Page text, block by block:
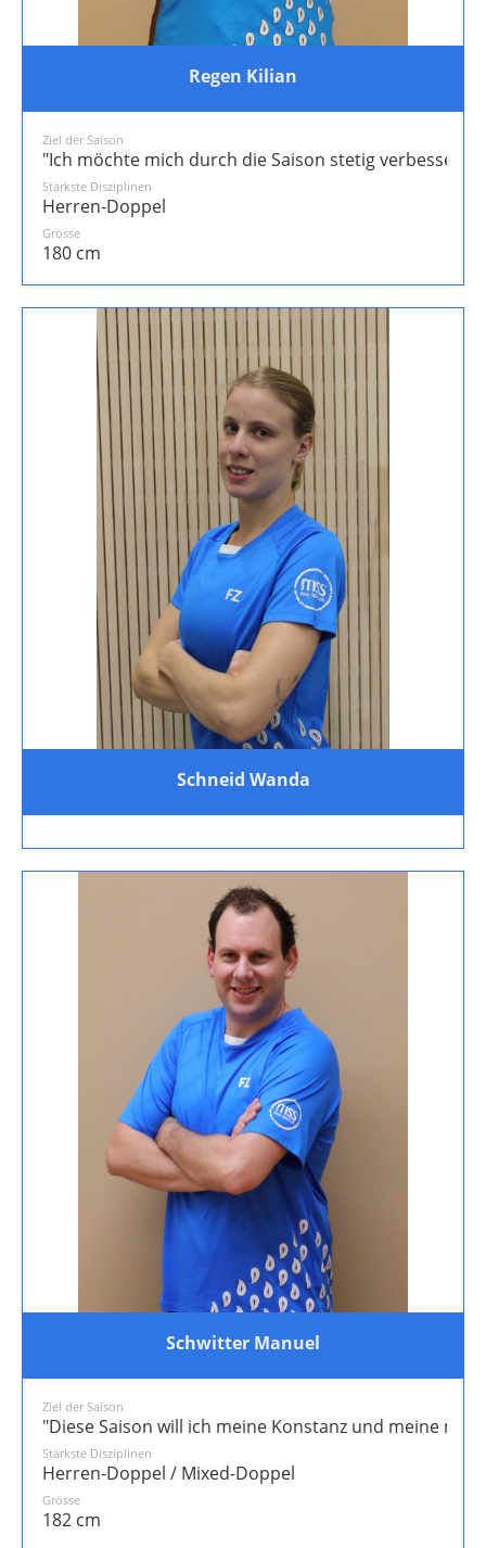
Regen Kilian
Ziel der Saison
"Ich möchte mich durch die Saison stetig verbessern."
Stärkste Disziplinen
Herren-Doppel
Grösse
180 cm
Schneid Wanda
Schwitter Manuel
Ziel der Saison
"Diese Saison will ich meine Konstanz und meine
Stärkste Disziplinen
Herren-Doppel / Mixed-Doppel
Grösse
182 cm